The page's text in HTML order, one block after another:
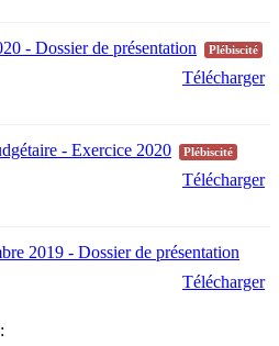
- Dossier de présentation Plébiscité
Télécharger
- Exercice 2020 Plébiscité
Télécharger
2019 - Dossier de présentation
Télécharger